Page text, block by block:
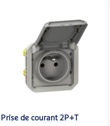
Prise de courant 2P+T